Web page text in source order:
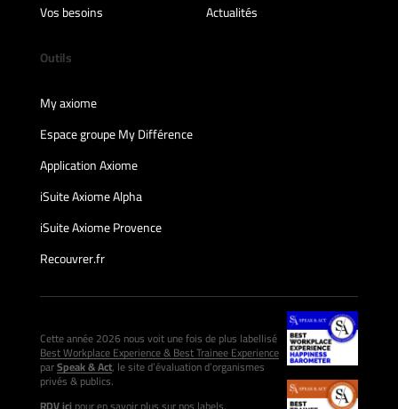
Vos besoins
Actualités
Outils
My axiome
Espace groupe My Différence
Application Axiome
iSuite Axiome Alpha
iSuite Axiome Provence
Recouvrer.fr
Cette année 2026 nous voit une fois de plus labellisé
Best Workplace Experience & Best Trainee Experience
parSpeak & Act, le site d’évaluation d’organismes
privés & publics.